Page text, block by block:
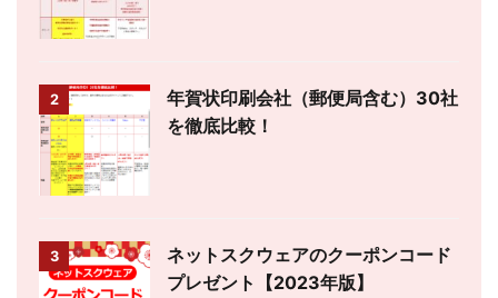
2
年賀状印刷会社（郵便局含む）30社
を徹底比較！
3
ネットスクウェアのクーポンコード
プレゼント【2023年版】